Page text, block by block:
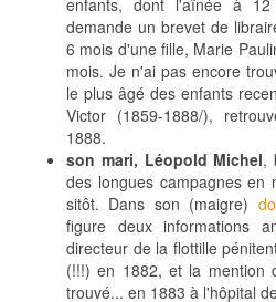
enfants, dont l'aînée à
demande un brevet de
6 mois d'une fille, Marie
mois. Je n'ai pas encore
le plus âgé des enfants
Victor (1859-1888/),
1888.
son mari, Léopold Michel,
des longues campagnes en
sitôt. Dans son (maigre)
figure deux informations
directeur de la flottille
(!!!) en 1882, et la mention
trouvé... en 1883 à l'hôpital